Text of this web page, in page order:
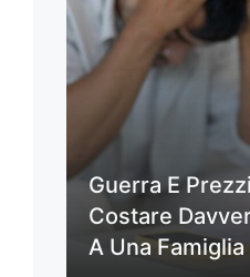
Guerra E
Costare
A Una Famiglia